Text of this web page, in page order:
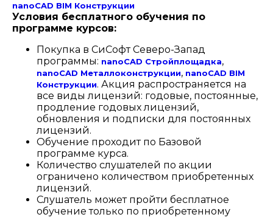
nanoCAD BIM Конструкции
Условия бесплатного обучения по
программе курсов:
Покупка в СиСофт Северо-Запад
программы: nanoCAD Стройплощадка,
nanoCAD Металлоконструкции, nanoCAD BIM
Конструкции. Акция распространяется на
все виды лицензий: годовые, постоянные,
продление годовых лицензий,
обновления и подписки для постоянных
лицензий.
Обучение проходит по Базовой
программе курса.
Количество слушателей по акции
ограничено количеством приобретенных
лицензий.
Слушатель может пройти бесплатное
обучение только по приобретенному